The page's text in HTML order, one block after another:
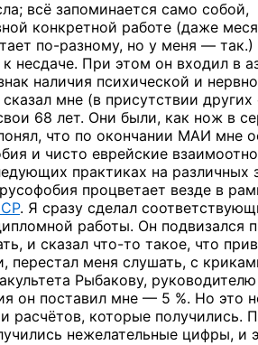
всё запоминается само собой,
конкретной работе (даже
по-разному, но у меня — так.)
несдаче. При этом он входил в
наличия психической и
мне (в присутствии других
68 лет. Они были, как нож в
что по окончании МАИ мне
и чисто еврейские
практиках на различных
процветает везде в
. Я сразу сделал
работы. Он подвизался
и сказал что-то такое, что
перестал меня слушать, с
Рыбакову,
он поставил мне — 5 %. Но это
которые получились.
нежелательные цифры, и